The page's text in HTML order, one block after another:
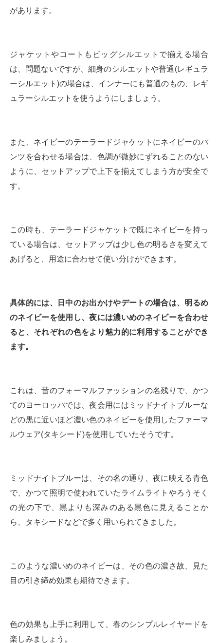
があります。
ジャケットやコートもビッグシルエットで揃える場合
は、問題ないですが、細身のシルエットや普通(レギュラ
ーシルエット)の場合は、インナーにも普通のもの、レギ
ュラーシルエットを使うようにしましょう。
また、ネイビーのテーラードジャケットにネイビーのパ
ンツを合わせる場合は、色調が微妙にずれることのない
ように、セットアップで上下を揃えてしまう方が安全で
す。
この時も、テーラードジャケットで既にネイビーを持っ
ている場合は、セットアップは少し色の明るさを変えて
あげると、用途に合わせて使い分けができます。
具体的には、日中のお出かけやデートの場合は、明るめ
のネイビーを使用し、夜には濃いめのネイビーを合わせ
ると、それぞれの色をより魅力的に利用することができ
ます。
これは、昔のフォーマルファッションの名残りで、かつ
てのヨーロッパでは、夜会用にはミッドナイトブルーな
どの黒に近いほど濃い色のネイビーを使用したファーマ
ルウェア(タキシード)を使用していたそうです。
ミッドナイトブルーは、その名の通り、夜に映える青色
で、かつて照明で使われていたライムライトやろうそく
の光の下で、黒よりも深みのある黒色に見えることか
ら、タキシードなどで多く用いられてきました。
このような濃いめのネイビーは、その色の濃さ故、見た
目の引き締め効果も期待できます。
色の効果も上手に利用して、春のシンプルレイヤードを
楽しみましょう。